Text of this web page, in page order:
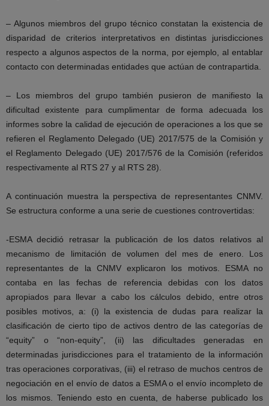
– Algunos miembros del grupo técnico constatan la existencia de
disparidad de criterios interpretativos en distintas jurisdicciones
respecto a algunos aspectos de la norma, por ejemplo, al entablar
contacto con determinadas entidades que actúan de contrapartida.
– Los miembros del grupo también pusieron de manifiesto la
dificultad existente para cumplimentar de forma adecuada los
informes sobre la calidad de ejecución de operaciones a los que se
refieren el Reglamento Delegado (UE) 2017/575 de la Comisión y
el Reglamento Delegado (UE) 2017/576 de la Comisión (referidos
respectivamente al RTS 27 y al RTS 28).
A continuación muestra la perspectiva de representantes CNMV.
Se estructura conforme a una serie de cuestiones controvertidas:
-ESMA decidió retrasar la publicación de los datos relativos al
mecanismo de limitación de volumen del mes de enero. Los
representantes de la CNMV explicaron los motivos. ESMA no
contaba en las fechas de referencia debidas con los datos
apropiados para llevar a cabo los cálculos debido, entre otros
posibles motivos, a: (i) la existencia de dudas para realizar la
clasificación de cierto tipo de activos dentro de las categorías de
“equity” o “non-equity”, (ii) las dificultades generadas en
determinadas jurisdicciones para el tratamiento de la información
tras operaciones corporativas, (iii) el retraso de muchos centros de
negociación en el envío de datos a ESMA o el envío incompleto de
los mismos. Teniendo esto en cuenta, de haberse publicado los